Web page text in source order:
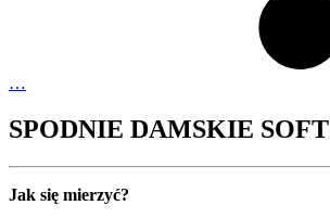
…
SPODNIE DAMSKIE SOFT
Jak się mierzyć?